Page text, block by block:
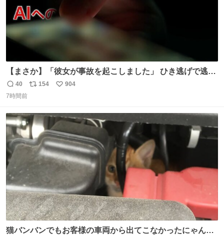
【まさか】「彼女が事故を起こしました」 ひき逃げで逃走
した男、AIの相談履歴で“ウソ発覚” 警察が男のスマホを押
収して解析すると、出頭する前に事故の詳しい状況やどう
かし、AIの回答は「正直に警察に話すように」だった。
返
信
40
リ
ト
数
154
い
数
904
7時間前
猫バンバンでもお客様の車両から出てこなかったにゃんこ